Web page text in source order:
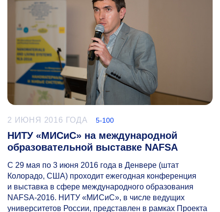
2 ИЮНЯ 2016 ГОДА 5-100
НИТУ «МИСиС» на международной
образовательной выставке NAFSA
C 29 мая по 3 июня 2016 года в Денвере (штат
Колорадо, США) проходит ежегодная конференция
и выставка в сфере международного образования
NAFSA-2016. НИТУ «МИСиС», в числе ведущих
университетов России, представлен в рамках Проекта